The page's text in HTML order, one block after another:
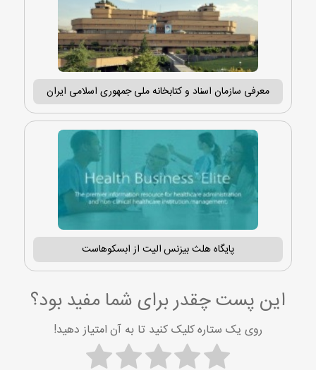
معرفی سازمان اسناد و کتابخانه ملی جمهوری اسلامی ایران
پایگاه هلث بیزنس الیت از ابسکوهاست
این پست چقدر برای شما مفید بود؟
روی یک ستاره کلیک کنید تا به آن امتیاز دهید!